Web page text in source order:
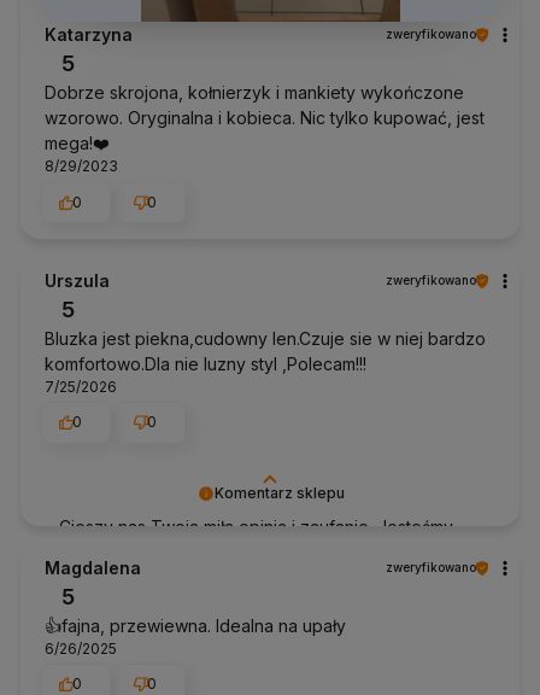
Katarzyna zweryfikowano
5
Dobrze skrojona, kołnierzyk i mankiety wykończone
wzorowo. Oryginalna i kobieca. Nic tylko kupować, jest
mega!❤️
8/29/2023
0
0
Komentarz sklepu
Cieszy nas Twoja miła opinia i zaufanie. Jesteśmy
pozdrowieniami, Anhko.pl
Urszula zweryfikowano
5
Bluzka jest piekna,cudowny len.Czuje sie w niej bardzo
komfortowo.Dla nie luzny styl ,Polecam!!!
7/25/2026
0
0
Magdalena zweryfikowano
5
👍️fajna, przewiewna. Idealna na upały
6/26/2025
0
0